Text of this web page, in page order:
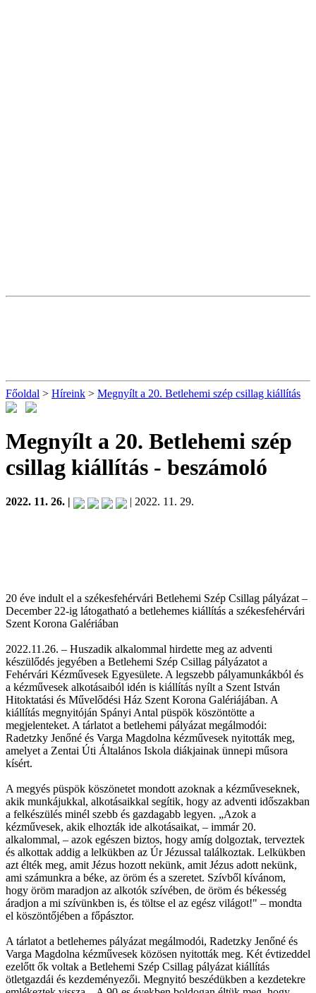
Főoldal > Híreink > Megnyílt a 20. Betlehemi szép csillag kiállítás
Megnyílt a 20. Betlehemi szép
csillag kiállítás - beszámoló
2022. 11. 26. | | 2022. 11. 29.
20 éve indult el a székesfehérvári Betlehemi Szép Csillag pályázat –
December 22-ig látogatható a betlehemes kiállítás a székesfehérvári
Szent Korona Galériában
2022.11.26. – Huszadik alkalommal hirdette meg az adventi
készülődés jegyében a Betlehemi Szép Csillag pályázatot a
Fehérvári Kézművesek Egyesülete. A legszebb pályamunkákból és
a kézművesek alkotásaiból idén is kiállítás nyílt a Szent István
Hitoktatási és Művelődési Ház Szent Korona Galériájában. A
kiállítás megnyitóján Spányi Antal püspök köszöntötte a
megjelenteket. A tárlatot a betlehemi pályázat megálmodói:
Radetzky Jenőné és Varga Magdolna kézművesek nyitották meg,
amelyet a Zentai Úti Általános Iskola diákjainak ünnepi műsora
kísért.
A megyés püspök köszönetet mondott azoknak a kézműveseknek,
akik munkájukkal, alkotásaikkal segítik, hogy az adventi időszakban
a felkészülés minél szebb és gazdagabb legyen. „Azok a
kézművesek, akik elhozták ide alkotásaikat, – immár 20.
alkalommal, – azok egészen biztos, hogy amíg dolgoztak, terveztek
és alkottak addig a lelkükben az Úr Jézussal találkoztak. Lelkükben
azt élték meg, amit Jézus hozott nekünk, amit Jézus adott nekünk,
ami számunkra a béke, az öröm és a szeretet. Szívből kívánom,
hogy öröm maradjon az alkotók szívében, de öröm és békesség
áradjon a mi szívünkben is, és töltse el az egész világot!" – mondta
el köszöntőjében a főpásztor.
A tárlatot a betlehemes pályázat megálmodói, Radetzky Jenőné és
Varga Magdolna kézművesek közösen nyitották meg. Két évtizeddel
ezelőtt ők voltak a Betlehemi Szép Csillag pályázat kiállítás
ötletgazdái és kezdeményezői. Megnyitó beszédükben a kezdetekre